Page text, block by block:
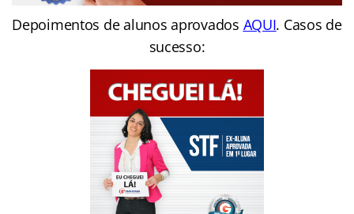
Depoimentos de alunos aprovados AQUI. Casos de
sucesso: